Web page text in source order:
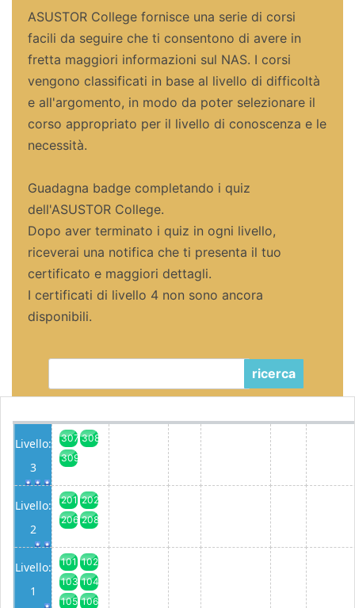
ASUSTOR College fornisce una serie di corsi
facili da seguire che ti consentono di avere in
fretta maggiori informazioni sul NAS. I corsi
vengono classificati in base al livello di difficoltà
e all'argomento, in modo da poter selezionare il
corso appropriato per il livello di conoscenza e le
necessità.
Guadagna badge completando i quiz
dell'ASUSTOR College.
Dopo aver terminato i quiz in ogni livello,
riceverai una notifica che ti presenta il tuo
certificato e maggiori dettagli.
I certificati di livello 4 non sono ancora
disponibili.
ricerca
Livello:
3
307 308
309
Livello:
2
201 202
206 208
Livello:
1
101 102
103 104
105 106